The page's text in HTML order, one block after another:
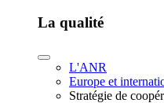
La qualité
L'ANR
Europe et
Stratégie de